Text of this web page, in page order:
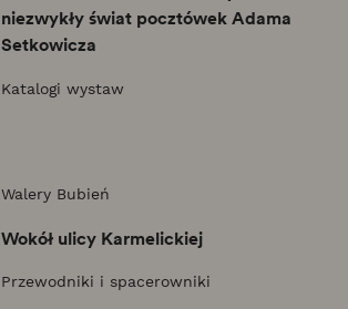
niezwykły świat pocztówek Adama
Setkowicza
Katalogi wystaw
Walery Bubień
Wokół ulicy Karmelickiej
Przewodniki i spacerowniki